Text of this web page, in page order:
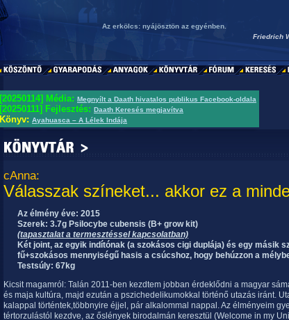
Az erkölcs: nyájösztön az egyénben.
Friedrich
[20250114] Média: Megnyílt a Daath hivatalos publikus Facebook-oldala
[20250111] Fejlesztés: Daath Keresés megjavítva
Könyv: Ayahuasca – A Lélek Indája
cAnna:
Válasszak színeket... akkor ez a
Az élmény éve: 2015
Szerek: 3.7g Psilocybe cubensis (B+ grow kit)
(tapasztalat a termesztéssel kapcsolatban)
Két joint, az egyik indítónak (a szokásos cigi duplája) és egy másik
fű+szokásos mennyiségű hasis a csúcshoz, hogy behúzzon a
Testsúly: 67kg
Kicsit magamról: Talán 2011-ben kezdtem jobban érdeklődni a magyar
és maja kultúra, majd ezután a pszichedelikumokkal történő utazás iránt.
kalappal történtek,többnyire éjjel, pár alkalommal nappal. Az élményeim
tértorzulástól kezdve, az őslények birodalmán keresztül (Welcome in my